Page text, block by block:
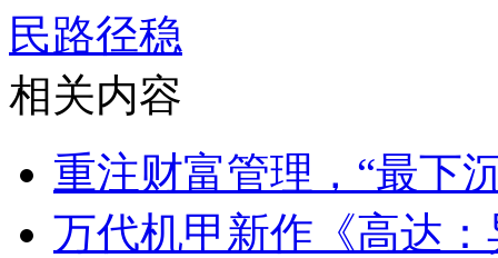
民路径稳
相关内容
重注财富管理，“最下
万代机甲新作《高达